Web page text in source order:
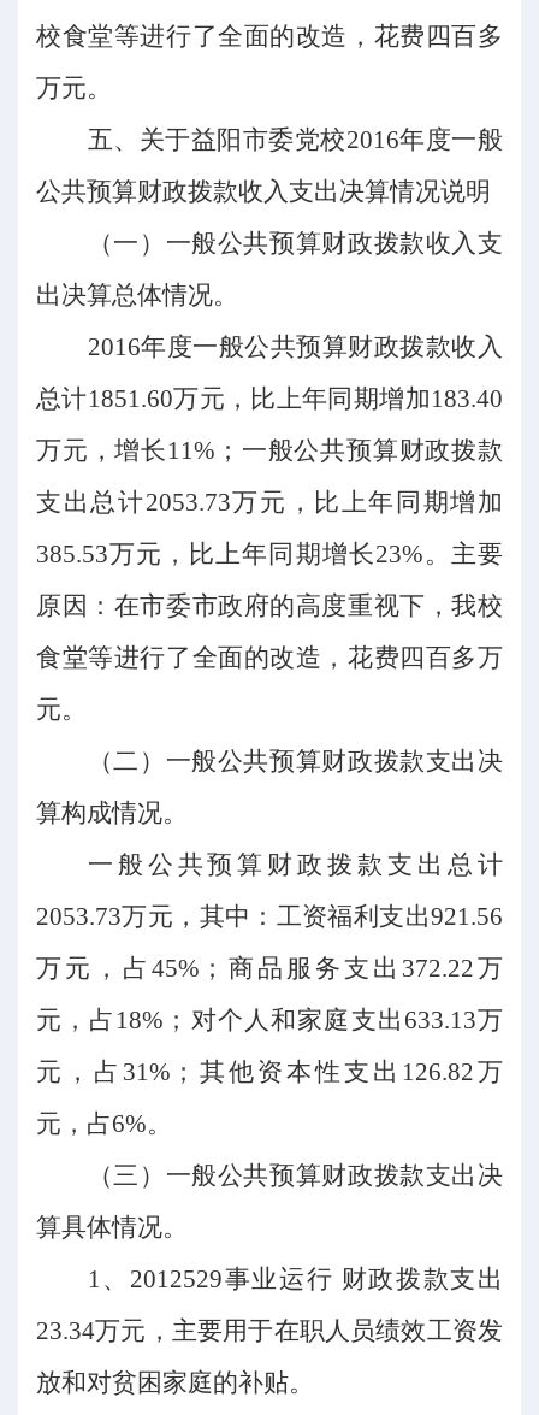
校食堂等进行了全面的改造，花费四百多
万元。
五、关于益阳市委党校2016年度一般
公共预算财政拨款收入支出决算情况说明
（一）一般公共预算财政拨款收入支
出决算总体情况。
2016年度一般公共预算财政拨款收入
总计1851.60万元，比上年同期增加183.40
万元，增长11%；一般公共预算财政拨款
支出总计2053.73万元，比上年同期增加
385.53万元，比上年同期增长23%。主要
原因：在市委市政府的高度重视下，我校
食堂等进行了全面的改造，花费四百多万
元。
（二） 一般公共预算财政拨款支出决
算构成情况。
一般公共预算财政拨款支出总计
2053.73万元，其中：工资福利支出921.56
万元，占45%；商品服务支出372.22万
元，占18%；对个人和家庭支出633.13万
元，占31%；其他资本性支出126.82万
元，占6%。
（三） 一般公共预算财政拨款支出决
算具体情况。
1、2012529事业运行 财政拨款支出
23.34万元，主要用于在职人员绩效工资发
放和对贫困家庭的补贴。